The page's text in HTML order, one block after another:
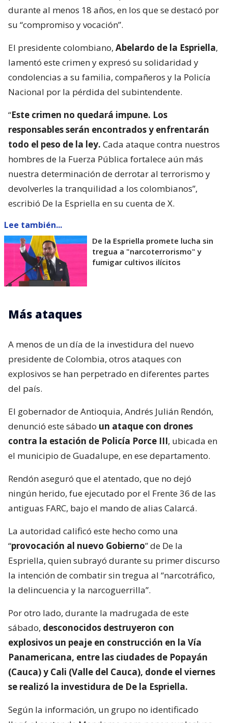
durante al menos 18 años, en los que se destacó por
su “compromiso y vocación”.
El presidente colombiano, Abelardo de la Espriella,
lamentó este crimen y expresó su solidaridad y
condolencias a su familia, compañeros y la Policía
Nacional por la pérdida del subintendente.
“Este crimen no quedará impune. Los
responsables serán encontrados y enfrentarán
todo el peso de la ley. Cada ataque contra nuestros
hombres de la Fuerza Pública fortalece aún más
nuestra determinación de derrotar al terrorismo y
devolverles la tranquilidad a los colombianos”,
escribió De la Espriella en su cuenta de X.
Lee también...
De la Espriella promete lucha sin
tregua a "narcoterrorismo" y
fumigar cultivos ilícitos
Más ataques
A menos de un día de la investidura del nuevo
presidente de Colombia, otros ataques con
explosivos se han perpetrado en diferentes partes
del país.
El gobernador de Antioquia, Andrés Julián Rendón,
denunció este sábado un ataque con drones
contra la estación de Policía Porce III, ubicada en
el municipio de Guadalupe, en ese departamento.
Rendón aseguró que el atentado, que no dejó
ningún herido, fue ejecutado por el Frente 36 de las
antiguas FARC, bajo el mando de alias Calarcá.
La autoridad calificó este hecho como una
“provocación al nuevo Gobierno” de De la
Espriella, quien subrayó durante su primer discurso
la intención de combatir sin tregua al “narcotráfico,
la delincuencia y la narcoguerrilla”.
Por otro lado, durante la madrugada de este
sábado, desconocidos destruyeron con
explosivos un peaje en construcción en la Vía
Panamericana, entre las ciudades de Popayán
(Cauca) y Cali (Valle del Cauca), donde el viernes
se realizó la investidura de De la Espriella.
Según la información, un grupo no identificado